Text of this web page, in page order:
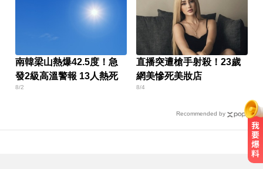
南韓梁山熱爆42.5度！急
發2級高溫警報 13人熱死
8/2
直播突遭槍手射殺！23歲
網美慘死美妝店
8/4
Recommended by